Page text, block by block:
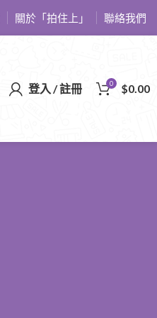
關於「拍住上」 聯絡我們
登入 / 註冊 0 $0.00